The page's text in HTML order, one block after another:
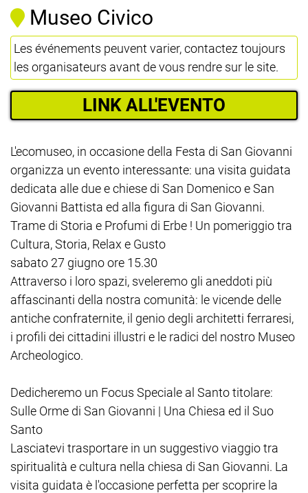
Museo Civico
Les événements peuvent varier, contactez toujours
les organisateurs avant de vous rendre sur le site.
LINK ALL'EVENTO
L'ecomuseo, in occasione della Festa di San Giovanni
organizza un evento interessante: una visita guidata
dedicata alle due e chiese di San Domenico e San
Giovanni Battista ed alla figura di San Giovanni.
Trame di Storia e Profumi di Erbe ! Un pomeriggio tra
Cultura, Storia, Relax e Gusto
sabato 27 giugno ore 15.30
Attraverso i loro spazi, sveleremo gli aneddoti più
affascinanti della nostra comunità: le vicende delle
antiche confraternite, il genio degli architetti ferraresi,
i profili dei cittadini illustri e le radici del nostro Museo
Archeologico.
Dedicheremo un Focus Speciale al Santo titolare:
Sulle Orme di San Giovanni | Una Chiesa ed il Suo
Santo
Lasciatevi trasportare in un suggestivo viaggio tra
spiritualità e cultura nella chiesa di San Giovanni. La
visita guidata è l'occasione perfetta per scoprire la